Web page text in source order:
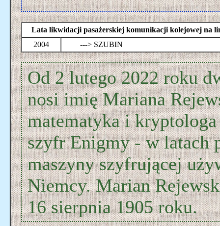
Lata likwidacji pasażerskiej komunikacji kolejowej na
2004
---> SZUBIN
Od 2 lutego 2022 roku
nosi imię Mariana
matematyka i
szyfr Enigmy - w latach
maszyny szyfrującej
Niemcy. Marian
16 sierpnia 1905 roku.